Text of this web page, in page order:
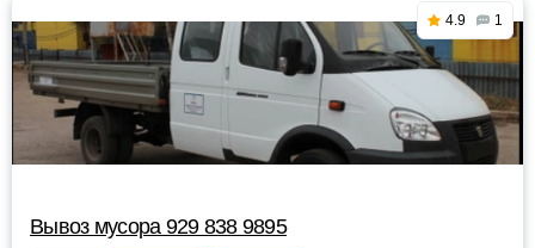
4.9 1
Вывоз мусора 929 838 9895